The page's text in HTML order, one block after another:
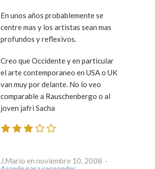
En unos años probablemente se
centre mas y los artistas sean mas
profundos y reflexivos.
Creo que Occidente y en particular
el arte contemporaneo en USA o UK
van muy por delante. No lo veo
comparable a Rauschenbergo o al
joven jafri Sacha
J.Mario en noviembre 10, 2008 ·